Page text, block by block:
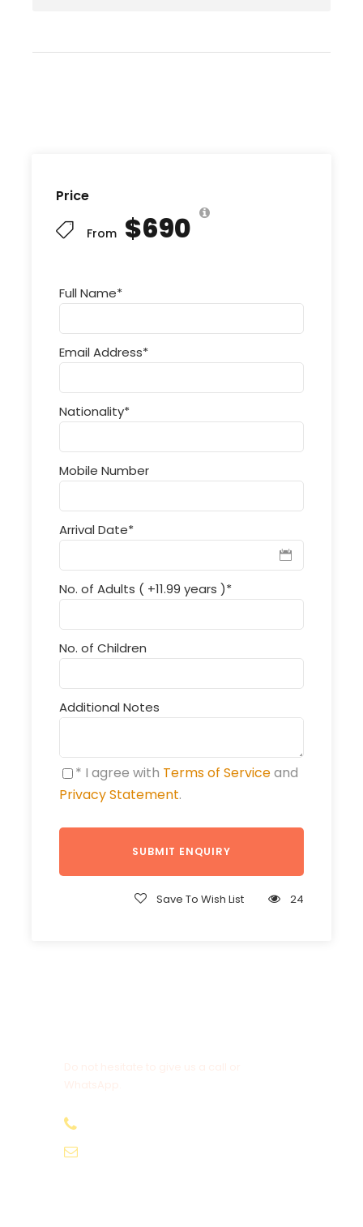
Price
From $690
Full Name*
Email Address*
Nationality*
Mobile Number
Arrival Date*
No. of Adults ( +11.99 years )*
No. of Children
Additional Notes
* I agree with Terms of Serviceand
Privacy Statement.
Save To Wish List 24